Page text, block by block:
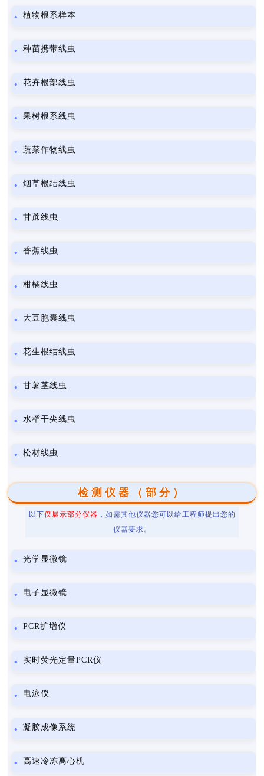
植物根系样本
种苗携带线虫
花卉根部线虫
果树根系线虫
蔬菜作物线虫
烟草根结线虫
甘蔗线虫
香蕉线虫
柑橘线虫
大豆胞囊线虫
花生根结线虫
甘薯茎线虫
水稻干尖线虫
松材线虫
检测仪器（部分）
以下仅展示部分仪器 ，如需其他仪器您可以给工程师提出您的
仪器要求。
光学显微镜
电子显微镜
PCR扩增仪
实时荧光定量PCR仪
电泳仪
凝胶成像系统
高速冷冻离心机